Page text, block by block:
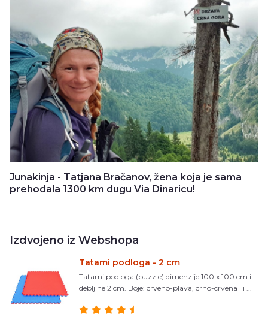
Junakinja - Tatjana Bračanov, žena koja je sama
prehodala 1300 km dugu Via Dinaricu!
Izdvojeno iz Webshopa
Tatami podloga - 2 cm
Tatami podloga (puzzle) dimenzije 100 x 100 cm i
debljine 2 cm. Boje: crveno-plava, crno-crvena ili ...